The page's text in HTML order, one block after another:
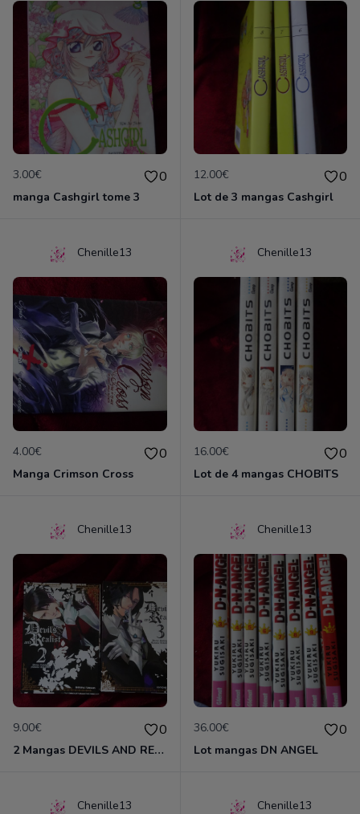
3.00€ 0
manga Cashgirl tome 3
12.00€ 0
Lot de 3 mangas Cashgirl
Chenille13
4.00€ 0
Manga Crimson Cross
Chenille13
16.00€ 0
Lot de 4 mangas CHOBITS
Chenille13
9.00€ 0
2 Mangas DEVILS AND REALIST
Chenille13
36.00€ 0
Lot mangas DN ANGEL
Chenille13 Chenille13